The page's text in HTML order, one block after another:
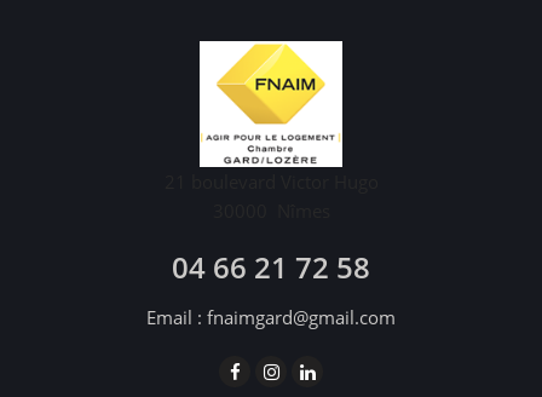
04 66 21 72 58
Email : fnaimgard@gmail.com